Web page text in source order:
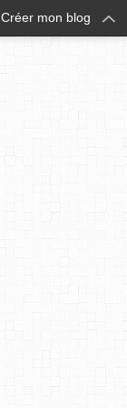
Créer mon blog